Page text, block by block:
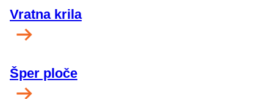
Vratna krila
Šper ploče